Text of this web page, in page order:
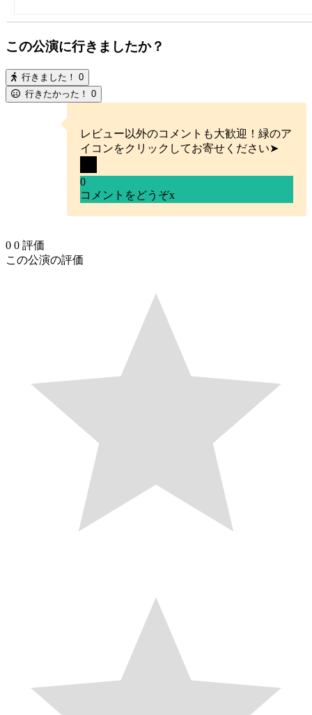
この公演に行きましたか？
行きました！ 0
行きたかった！ 0
レビュー以外のコメントも大歓迎！緑のア
イコンをクリックしてお寄せください➤
0
コメントをどうぞx
0 0 評価
この公演の評価